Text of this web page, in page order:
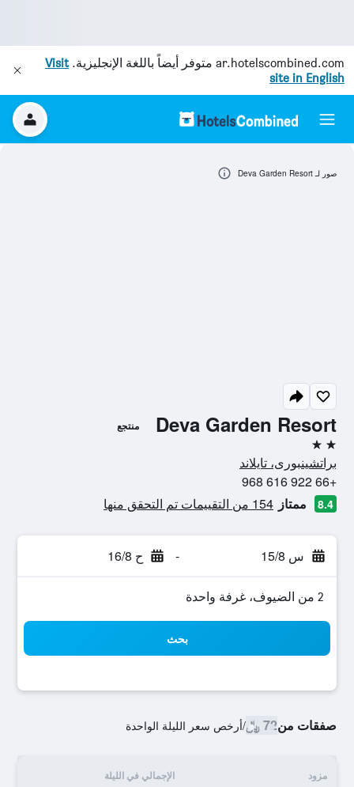
ar.hotelscombined.com متوفر أيضاً باللغة الإنجليزية.Visit
site in English
Deva Garden Resort منتجع
2 نجمتين
براتشينبورى، تايلاند
+66 922 616 968
8.4 ممتاز 154 من التقييمات تم التحقق منها
س 15/8 - ح 16/8
2 من الضيوف، غرفة واحدة
بحث
صفقات من72 ﷼ /أرخص سعر الليلة الواحدة
مزود الإجمالي في الليلة
صور لـ Deva Garden Resort